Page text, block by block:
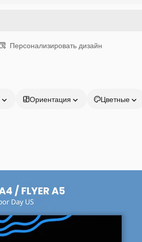
Персонализировать дизайн
Ориентация Цветные
Продукция